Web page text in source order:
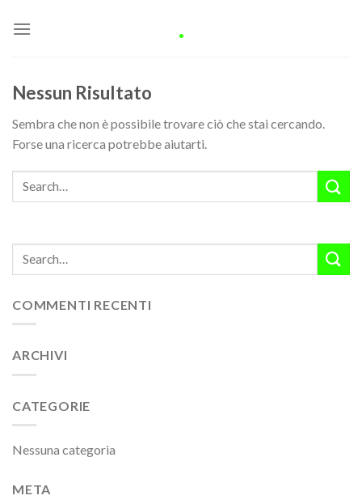
.
Nessun Risultato
Sembra che non è possibile trovare ciò che stai cercando.
Forse una ricerca potrebbe aiutarti.
COMMENTI RECENTI
ARCHIVI
CATEGORIE
Nessuna categoria
META